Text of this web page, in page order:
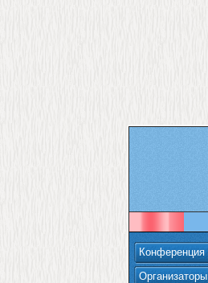
Конференция
Организаторы